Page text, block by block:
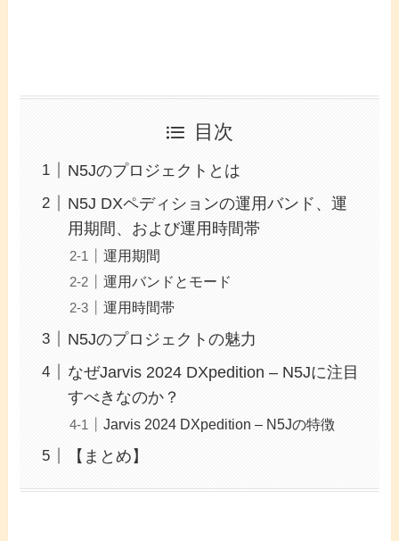
目次
N5Jのプロジェクトとは
N5J DXペディションの運用バンド、運
用期間、および運用時間帯
運用期間
運用バンドとモード
運用時間帯
N5Jのプロジェクトの魅力
なぜJarvis 2024 DXpedition – N5Jに注目
すべきなのか？
Jarvis 2024 DXpedition – N5Jの特徴
【まとめ】